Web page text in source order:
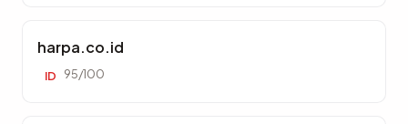
harpa.co.id
ID 95/100